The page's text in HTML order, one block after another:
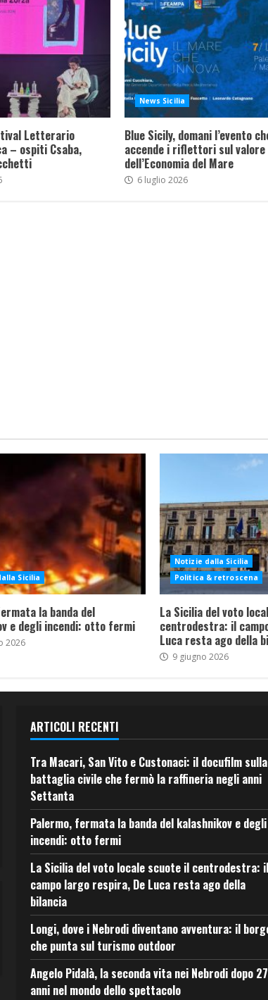
Letterario
– ospiti Csaba,
News Sicilia
Blue Sicily, domani l’evento
accende i riflettori sul valore
dell’Economia del Mare
6 luglio 2026
Sicilia
la banda del
e degli incendi: otto fermi
2026
Notizie dalla Sicilia
Politica & retroscena
La Sicilia del voto
centrodestra: il
Luca resta ago della
9 giugno 2026
ARTICOLI RECENTI
Tra Macari, San Vito e Custonaci: il docufilm sulla
battaglia civile che fermò la raffineria negli anni
Settanta
Palermo, fermata la banda del kalashnikov e degli
incendi: otto fermi
La Sicilia del voto locale scuote il centrodestra: il
campo largo respira, De Luca resta ago della
bilancia
Longi, dove i Nebrodi diventano avventura: il
che punta sul turismo outdoor
Angelo Pidalà, la seconda vita nei Nebrodi dopo 27
anni nel mondo dello spettacolo